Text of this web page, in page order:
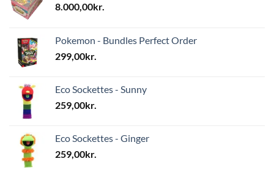
8.000,00kr.
Pokemon - Bundles Perfect Order
299,00kr.
Eco Sockettes - Sunny
259,00kr.
Eco Sockettes - Ginger
259,00kr.